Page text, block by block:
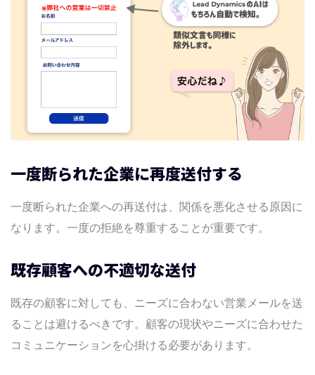
Company
一度断られた企業に再度送付する
一度断られた企業への再送付は、関係を悪化させる原因に
なります。一度の拒絶を尊重することが重要です。
既存顧客への不適切な送付
既存の顧客に対しても、ニーズに合わない営業メールを送
ることは避けるべきです。顧客の現状やニーズに合わせた
コミュニケーションを心掛ける必要があります。